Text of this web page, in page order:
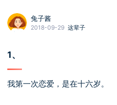
兔子酱
2018-09-29 这辈子
1、
我第一次恋爱，是在十六岁。